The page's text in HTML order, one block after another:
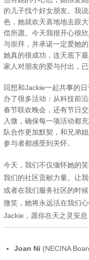
的儿子找个好女朋友。我
色，她就欢天喜地地去跟
偿所愿。今天我很开心很
与崇拜，并承诺一定爱她
她真的很成功，连天底下
家人对朋友的爱与付出，已
回想和Jackie一起共事的
办了很多活动：从科技前
春节联欢晚会，还有节日
入微，确保每一项活动都
队合作更加默契，和兄弟
参与者都感受到关怀。
今天，我们不仅缅怀她的
我们的社区贡献力量。让
或者在我们服务社区的时
微笑，她将永远活在我们心
Jackie，愿你在天之灵安息
Joan Ni (NECINA